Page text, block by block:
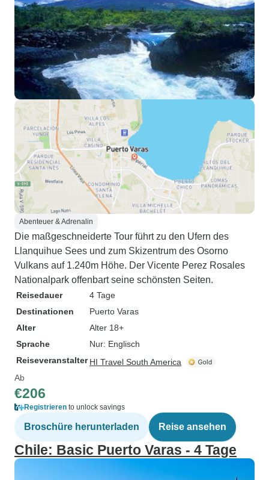
Abenteuer & Adrenalin
Die maßgeschneiderte Tour führt zu den Ufern des
Llanquihue Sees und zum Skizentrum des Osorno
Vulkans auf 1.240m Höhe. Der Vicente Perez Rosales
Nationalpark offenbart seine schönsten Seiten.
Reisedauer
4 Tage
Destinationen
Puerto Varas
Alter
Alter 18+
Sprache
Nur: Englisch
Reiseveranstalter HI Travel South America
Ab
€206
Registrieren to unlock savings
Broschüre herunterladen Reise ansehen
Chile: Basic Puerto Varas - 4 Tage